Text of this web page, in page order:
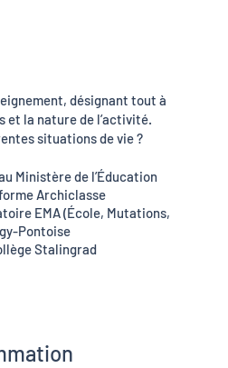
la
désignant tout à
et la nature de l’activité.
situations de vie ?
Ministère de l’Éducation
Archiclasse
EMA (École, Mutations,
Pontoise
Stalingrad